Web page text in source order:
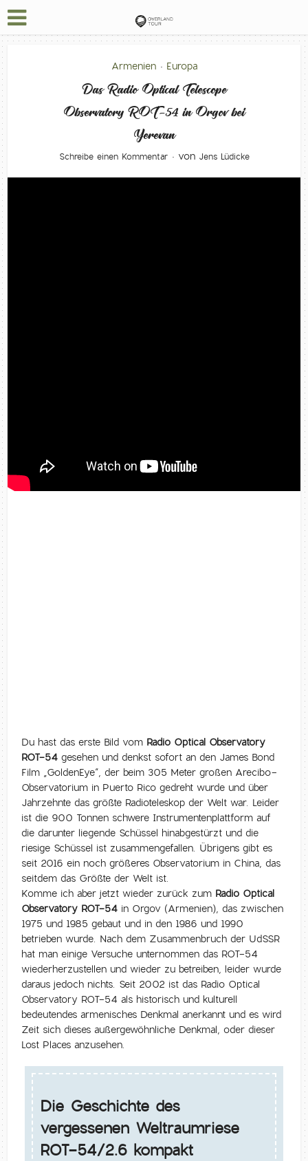
Armenien • Europa
Das Radio Optical Telescope
Observatory ROT-54 in Orgov bei
Yerevan
Schreibe einen Kommentar von Jens Lüdicke
Du hast das erste Bild vom Radio Optical Observatory
ROT-54 gesehen und denkst sofort an den James Bond
Film „GoldenEye“, der beim 305 Meter großen Arecibo-
Observatorium in Puerto Rico gedreht wurde und über
Jahrzehnte das größte Radioteleskop der Welt war. Leider
ist die 900 Tonnen schwere Instrumentenplattform auf
die darunter liegende Schüssel hinabgestürzt und die
riesige Schüssel ist zusammengefallen. Übrigens gibt es
seit 2016 ein noch größeres Observatorium in China, das
seitdem das Größte der Welt ist.
Komme ich aber jetzt wieder zurück zum Radio Optical
Observatory ROT-54 in Orgov (Armenien), das zwischen
1975 und 1985 gebaut und in den 1986 und 1990
betrieben wurde. Nach dem Zusammenbruch der UdSSR
hat man einige Versuche unternommen das ROT-54
wiederherzustellen und wieder zu betreiben, leider wurde
daraus jedoch nichts. Seit 2002 ist das Radio Optical
Observatory ROT-54 als historisch und kulturell
bedeutendes armenisches Denkmal anerkannt und es wird
Zeit sich dieses außergewöhnliche Denkmal, oder dieser
Lost Places anzusehen.
Die Geschichte des
vergessenen Weltraumriese
ROT-54/2.6 kompakt